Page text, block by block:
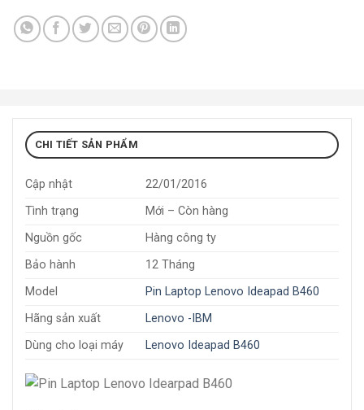
CHI TIẾT SẢN PHẨM
Cập nhật
22/01/2016
Tình trạng
Mới – Còn hàng
Nguồn gốc
Hàng công ty
Bảo hành
12 Tháng
Model
Pin Laptop Lenovo Ideapad B460
Hãng sản xuất
Lenovo -IBM
Dùng cho loại máy
Lenovo Ideapad B460